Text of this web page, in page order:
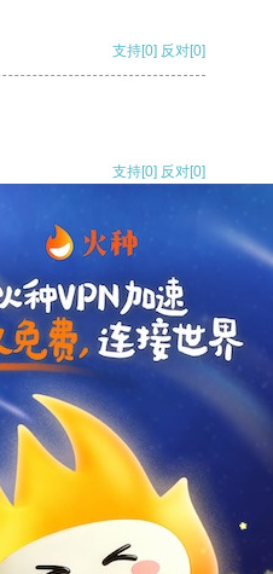
支持[0] 反对[0]
支持[0] 反对[0]
支持[0] 反对
支持
反对 [0]